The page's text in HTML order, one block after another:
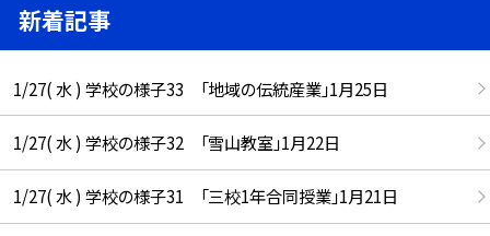
新着記事
1/27( 水 ) 学校の様子33 「地域の伝統産業」1月25日
1/27( 水 ) 学校の様子32 「雪山教室」1月22日
1/27( 水 ) 学校の様子31 「三校1年合同授業」1月21日